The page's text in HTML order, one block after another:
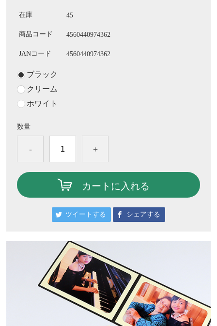
在庫 45
商品コード 4560440974362
JANコード 4560440974362
ブラック
クリーム
ホワイト
数量
- +
カートに入れる
ツイートする シェアする